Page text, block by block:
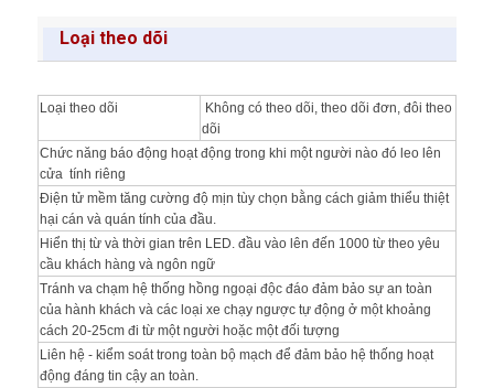
Loại theo dõi
Loại theo dõi
Không có theo dõi, theo dõi đơn, đôi theo
dõi
Chức năng báo động hoạt động trong khi một người nào đó leo lên
cửa tính riêng
Điện tử mềm tăng cường độ mịn tùy chọn bằng cách giảm thiểu thiệt
hại cán và quán tính của đầu.
Hiển thị từ và thời gian trên LED. đầu vào lên đến 1000 từ theo yêu
cầu khách hàng và ngôn ngữ
Tránh va chạm hệ thống hồng ngoại độc đáo đảm bảo sự an toàn
của hành khách và các loại xe chạy ngược tự động ở một khoảng
cách 20-25cm đi từ một người hoặc một đối tượng
Liên hệ - kiểm soát trong toàn bộ mạch để đảm bảo hệ thống hoạt
động đáng tin cậy an toàn.